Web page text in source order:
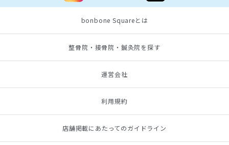
bonbone Squareとは
整骨院・接骨院・鍼灸院を探す
運営会社
利用規約
店舗掲載にあたってのガイドライン